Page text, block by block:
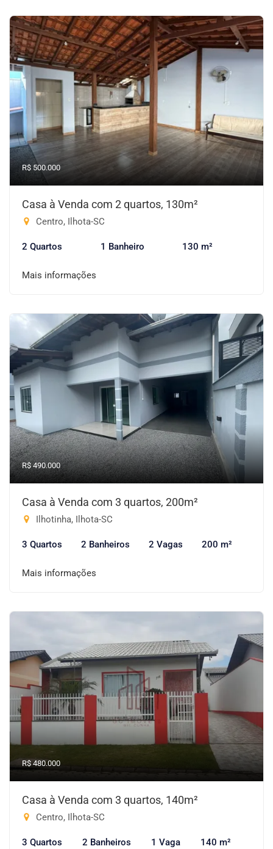
R$ 500.000
Casa à Venda com 2 quartos, 130m²
Centro, Ilhota-SC
2 Quartos 1 Banheiro 130 m²
Mais informações
R$ 490.000
Casa à Venda com 3 quartos, 200m²
Ilhotinha, Ilhota-SC
3 Quartos 2 Banheiros 2 Vagas 200 m²
Mais informações
R$ 480.000
Casa à Venda com 3 quartos, 140m²
Centro, Ilhota-SC
3 Quartos 2 Banheiros 1 Vaga 140 m²